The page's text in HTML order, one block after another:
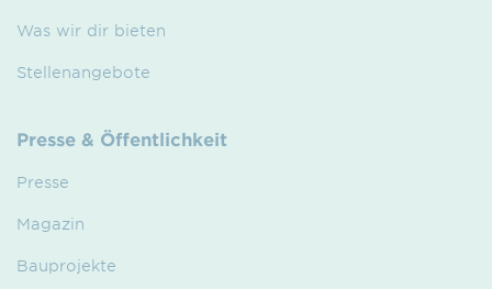
Was wir dir bieten
Stellenangebote
Presse & Öffentlichkeit
Presse
Magazin
Bauprojekte